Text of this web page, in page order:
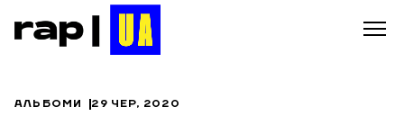
АЛЬБОМИ 29 ЧЕР, 2020